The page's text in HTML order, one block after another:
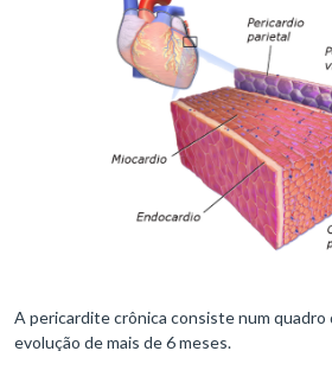
A pericardite crônica consiste num quadro
evolução de mais de 6 meses.